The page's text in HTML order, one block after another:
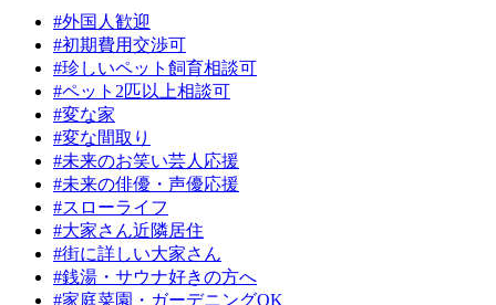
#外国人歓迎
#初期費用交渉可
#珍しいペット飼育相談可
#ペット2匹以上相談可
#変な家
#変な間取り
#未来のお笑い芸人応援
#未来の俳優・声優応援
#スローライフ
#大家さん近隣居住
#街に詳しい大家さん
#銭湯・サウナ好きの方へ
#家庭菜園・ガーデニングOK